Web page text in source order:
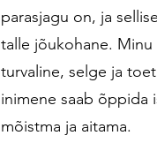
parasjagu on, ja
talle jõukohane. Minu
turvaline, selge ja
inimene saab õppida
mõistma ja aitama.